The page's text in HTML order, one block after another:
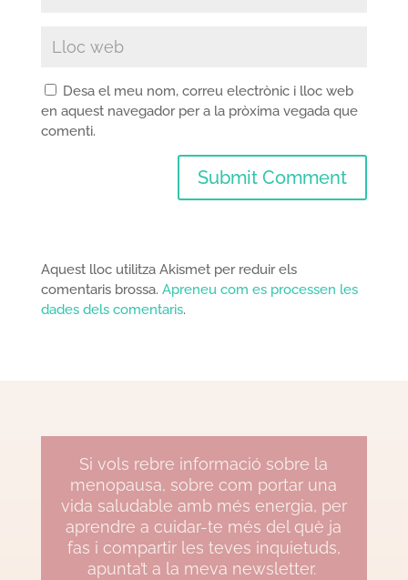
Desa el meu nom, correu electrònic i lloc web
en aquest navegador per a la pròxima vegada que
comenti.
Aquest lloc utilitza Akismet per reduir els
comentaris brossa. Apreneu com es processen les
dades dels comentaris.
Si vols rebre informació sobre la
menopausa, sobre com portar una
vida saludable amb més energia, per
aprendre a cuidar-te més del què ja
fas i compartir les teves inquietuds,
apunta’t a la meva newsletter.